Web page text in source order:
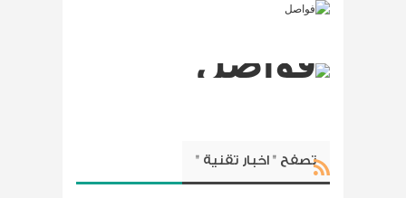
تصفح " اخبار تقنية "